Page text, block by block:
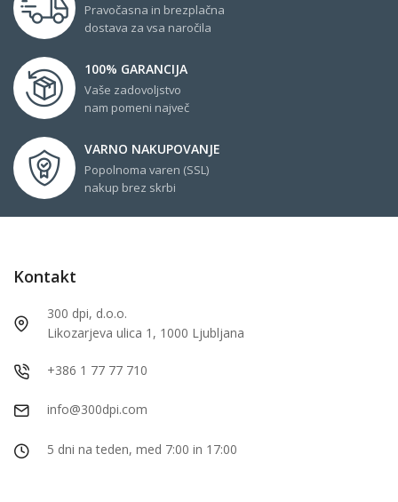
Pravočasna in brezplačna
dostava za vsa naročila
100% GARANCIJA
Vaše zadovoljstvo
nam pomeni največ
VARNO NAKUPOVANJE
Popolnoma varen (SSL)
nakup brez skrbi
Kontakt
300 dpi, d.o.o.
Likozarjeva ulica 1, 1000 Ljubljana
+386 1 77 77 710
info@300dpi.com
5 dni na teden, med 7:00 in 17:00